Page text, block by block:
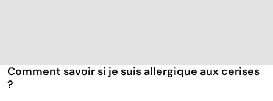
Comment savoir si je suis allergique aux cerises
?